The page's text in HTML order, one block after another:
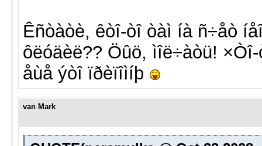
Êñòàòè, êòî-òî òàì íà ñ÷åò
ôëóäèë?? Öûö, ìîë÷àòü!
åùå ýòî ïðèïîìíþ
van Mark